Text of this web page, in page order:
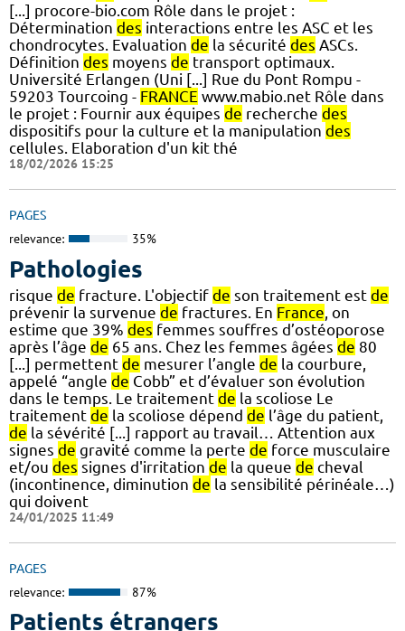
[...] procore-bio.com Rôle dans le projet :
Détermination des interactions entre les ASC et les
chondrocytes. Evaluation de la sécurité des ASCs.
Définition des moyens de transport optimaux.
Université Erlangen (Uni [...] Rue du Pont Rompu -
59203 Tourcoing - FRANCE www.mabio.net Rôle dans
le projet : Fournir aux équipes de recherche des
dispositifs pour la culture et la manipulation des
cellules. Elaboration d'un kit thé
18/02/2026 15:25
PAGES
relevance: 35%
Pathologies
risque de fracture. L'objectif de son traitement est de
prévenir la survenue de fractures. En France, on
estime que 39% des femmes souffres d’ostéoporose
après l’âge de 65 ans. Chez les femmes âgées de 80
[...] permettent de mesurer l’angle de la courbure,
appelé “angle de Cobb” et d’évaluer son évolution
dans le temps. Le traitement de la scoliose Le
traitement de la scoliose dépend de l’âge du patient,
de la sévérité [...] rapport au travail… Attention aux
signes de gravité comme la perte de force musculaire
et/ou des signes d'irritation de la queue de cheval
(incontinence, diminution de la sensibilité périnéale…)
qui doivent
24/01/2025 11:49
PAGES
relevance: 87%
Patients étrangers